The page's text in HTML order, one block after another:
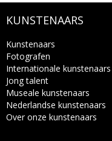
KUNSTENAARS
Kunstenaars
Fotografen
Internationale kunstenaars
Jong talent
Museale kunstenaars
Nederlandse kunstenaars
Over onze kunstenaars